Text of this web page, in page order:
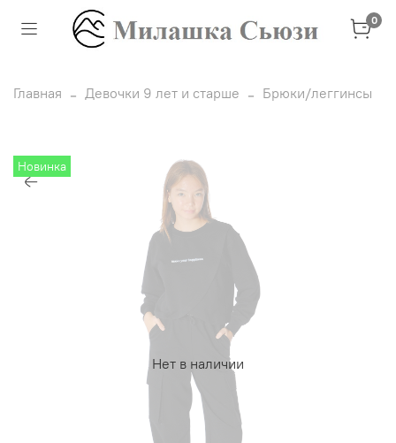
0
Главная Девочки 9 лет и старше Брюки/леггинсы
Нет в наличии
Новинка